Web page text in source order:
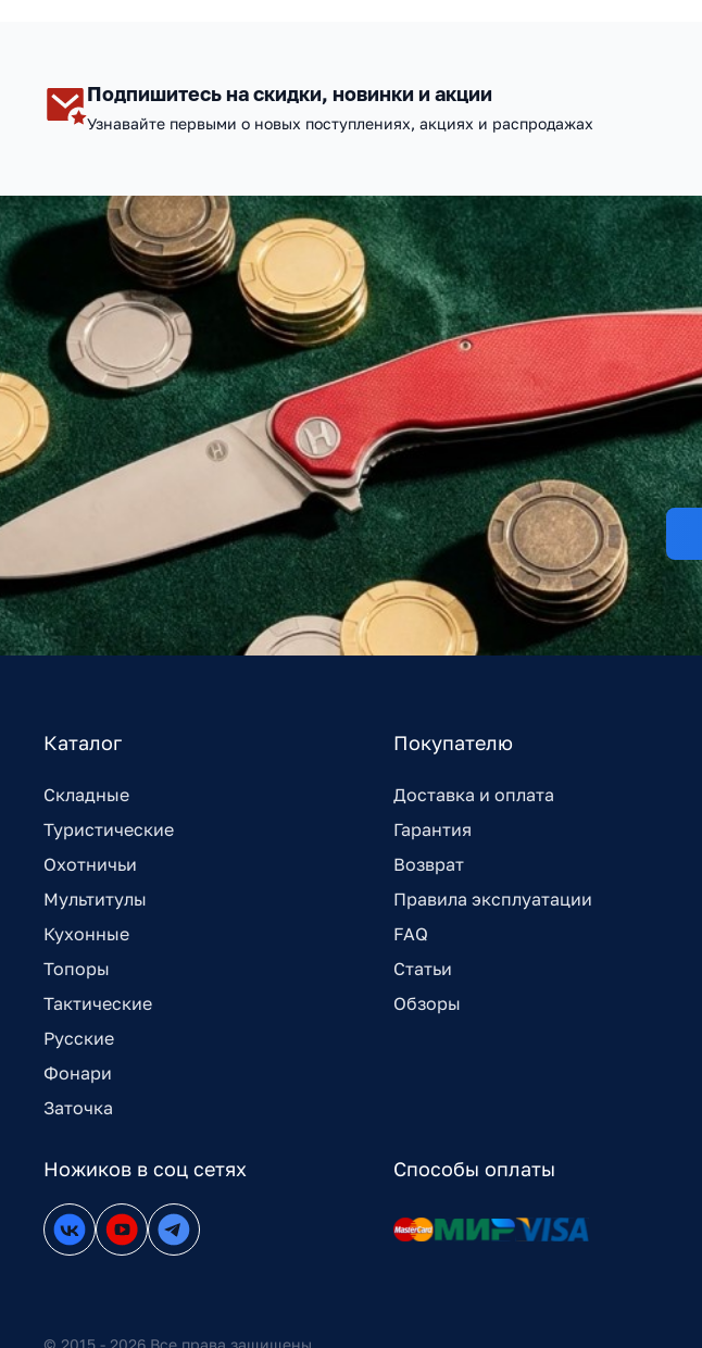
Подпишитесь на скидки, новинки и акции
Узнавайте первыми о новых поступлениях, акциях и распродажах
Каталог
Складные
Туристические
Охотничьи
Мультитулы
Кухонные
Топоры
Тактические
Русские
Фонари
Заточка
Покупателю
Доставка и оплата
Гарантия
Возврат
Правила эксплуатации
FAQ
Статьи
Обзоры
Ножиков в соц сетях Способы оплаты